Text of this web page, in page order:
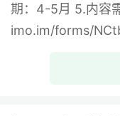
期：4-5月 5.内容
imo.im/forms/